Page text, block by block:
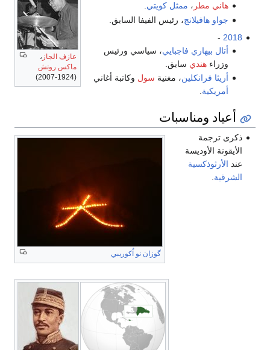
عازف الجاز ،
ماكس روتش
(1924-2007)
هاني مطر ، ممثل كويتي.
جواو هافيلانج، رئيس الفيفا السابق.
2018
-
أتال بيهاري فاجبايي، سياسي ورئيس
وزراء هندي سابق.
أريثا فرانكلين، مغنية سول وكاتبة أغاني
أمريكية
أعياد ومناسبات
گوزان نو اُكوريبي
ذكرى ترجمة
الأيقونة الأوديسة
عند الأرثوذكسية
الشرقية.